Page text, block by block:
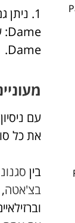
Dame.
את כל
בין
בצ'אטה,